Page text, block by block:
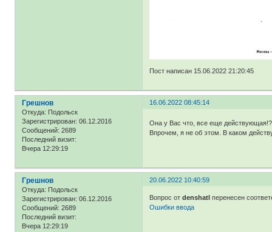
Пост написан 15.06.2022 21:20:45
16.06.2022 08:45:14
Грешнов
Откуда: Подольск
Зарегистрирован: 06.12.2016
Сообщений: 2689
Последний визит:
Вчера 12:29:19
Она у Вас что, все еще
Впрочем, я не об этом. В каком
20.06.2022 10:40:59
Грешнов
Откуда: Подольск
Зарегистрирован: 06.12.2016
Сообщений: 2689
Последний визит:
Вчера 12:29:19
Вопрос отdenshatl перенесен
Ошибки ввода